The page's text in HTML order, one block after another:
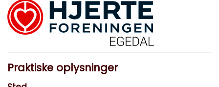
Praktiske oplysninger